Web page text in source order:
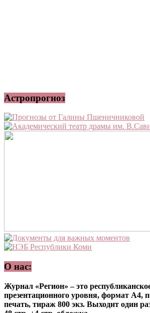
Астропрогноз
О нас:
Журнал «Регион» – это
презентационного уровня, формат А4,
печать, тираж 800 экз. Выходит один